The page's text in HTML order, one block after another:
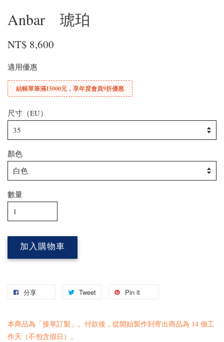
Anbar 琥珀
NT$ 8,600
適用優惠
結帳單筆滿15000元，享年度會員9折優惠
尺寸（EU）
顏色
數量
加入購物車
分享 Tweet Pin it
本商品為「接單訂製」。付款後，從開始製作到寄出商品為 14 個工
作天（不包含假日）。